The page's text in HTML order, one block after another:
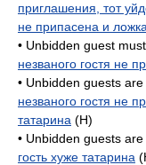
приглашения, тот
не припасена и ложка
• Unbidden guest
незваного гостя не
• Unbidden guests
незваного гостя не
татарина (H)
• Unbidden guests
гость хуже татарина